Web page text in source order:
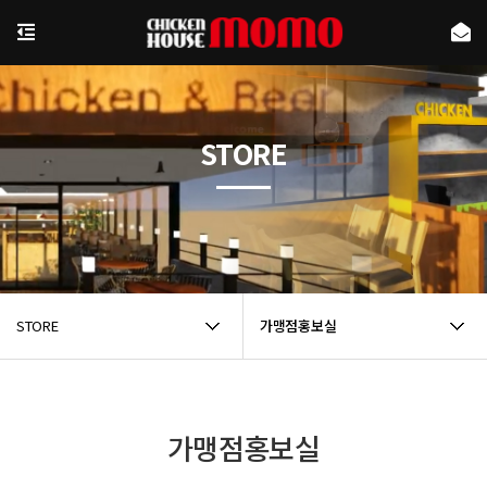
STORE 가맹점홍보실
STORE
가맹점홍보실